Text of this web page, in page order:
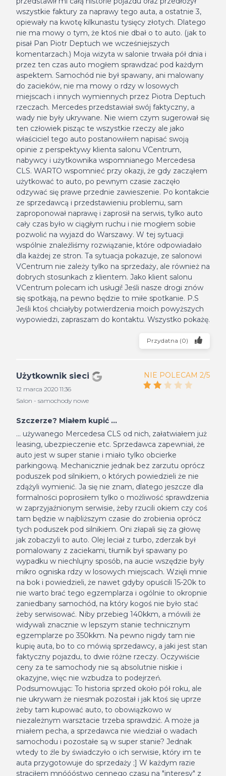
wszystkie faktury za naprawy tego auta, a ostatnie 3,
opiewały na kwotę kilkunastu tysięcy złotych. Dlatego
nie ma mowy o tym, że ktoś nie dbał o to auto. (jak to
pisał Pan Piotr Deptuch we wcześniejszych
komentarzach.) Moja wizyta w salonie trwała pół dnia i
przez ten czas auto mogłem sprawdzać pod każdym
aspektem. Samochód nie był spawany, ani malowany
do zacieków, nie ma mowy o rdzy w losowych
miejscach i innych wymiennych przez Piotra Deptuch
rzeczach. Mercedes przedstawiał swój faktyczny, a
wady nie były ukrywane. Nie wiem czym sugerował się
ten człowiek pisząc te wszystkie rzeczy ale jako
właściciel tego auto postanowiłem napisać swoją
opinie z perspektywy klienta salonu VCentrum,
nabywcy i użytkownika wspomnianego Mercedesa
CLS. WARTO wspomnieć przy okazji, że gdy zacząłem
użytkować to auto, po pewnym czasie zaczęło
odzywać się prawe przednie zawieszenie. Po kontakcie
ze sprzedawcą i przedstawieniu problemu, sam
zaproponował naprawę i zaprosił na serwis, tylko auto
cały czas było w ciągłym ruchu i nie mogłem sobie
pozwolić na wyjazd do Warszawy. W tej sytuacji
wspólnie znaleźliśmy rozwiązanie, które odpowiadało
dla każdej ze stron. Ta sytuacja pokazuje, ze salonowi
VCentrum nie zależy tylko na sprzedaży, ale również na
dobrych stosunkach z klientem. Jako klient salonu
VCentrum polecam ich usługi! Jeśli nasze drogi znów
się spotkają, na pewno będzie to miłe spotkanie. P.S
Jeśli ktoś chciałyby potwierdzenia moich powyższych
wypowiedzi, zapraszam do kontaktu. Wszystko pokażę.
Przydatna (0)
Użytkownik sieci
12 marca 2020 11:36
Salon - samochody nowe
NIE POLECAM 2/5
Szczerze? Miałem kupić ...
... używanego Mercedesa CLS od nich, załatwiałem już
leasing, ubezpieczenie etc. Sprzedawca zapewniał, że
auto jest w super stanie i miało tylko obcierke
parkingową. Mechanicznie jednak bez zarzutu oprócz
poduszek pod silnikiem, o których powiedzieli że nie
zdążyli wymienić. Ja się nie znam, dlatego jeszcze dla
formalności poprosiłem tylko o możliwość sprawdzenia
w zaprzyjaźnionym serwisie, żeby rzucili okiem czy coś
tam będzie w najbliższym czasie do zrobienia oprócz
tych poduszek pod silnikiem. Oni złapali się za głowę
jak zobaczyli to auto. Olej leciał z turbo, zderzak był
pomalowany z zaciekami, tłumik był spawany po
wypadku w niechlujny sposób, na aucie wszędzie były
mikro ogniska rdzy w losowych miejscach. Wzięli mnie
na bok i powiedzieli, że nawet gdyby opuścili 15-20k to
nie warto brać tego egzemplarza i ogólnie to okropnie
zaniedbany samochód, na który kogoś nie było stać
żeby serwisować. Niby przebieg 140kkm, a mówili że
widywali znacznie w lepszym stanie technicznym
egzemplarze po 350kkm. Na pewno nigdy tam nie
kupię auta, bo to co mówią sprzedawcy, a jaki jest stan
faktyczny pojazdu, to dwie różne rzeczy. Oczywiście
ceny za te samochody nie są absolutnie niskie i
okazyjne, więc nie wzbudza to podejrzeń.
Podsumowując: To historia sprzed około pół roku, ale
nie ukrywam że niesmak pozostał i jak ktoś się uprze
żeby tam kupować auto, to obowiązkowo w
niezależnym warsztacie trzeba sprawdzić. A może ja
miałem pecha, a sprzedawca nie wiedział o wadach
samochodu i pozostałe są w super stanie? Jednak
wtedy to źle by świadczyło o ich serwisie, który im te
auta przygotowuje do sprzedaży ;] W każdym razie
straciłem mnóóóstwo cennego czasu na "interesy" z